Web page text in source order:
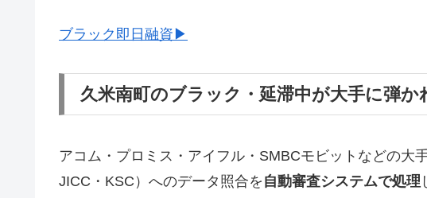
ブラック即日融資▶
久米南町のブラック・延滞中が大手に弾か
アコム・プロミス・アイフル・SMBCモビットなどの大
JICC・KSC）へのデータ照合を 自動審査システムで処理